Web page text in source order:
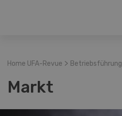
Home UFA-Revue > Betriebsführung
Markt